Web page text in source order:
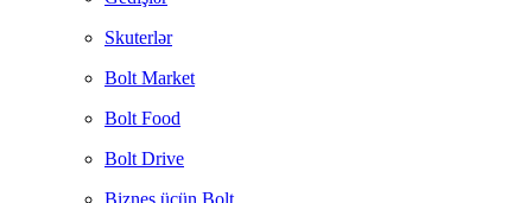
Skuterlər
Bolt Market
Bolt Food
Bolt Drive
Biznes üçün Bolt